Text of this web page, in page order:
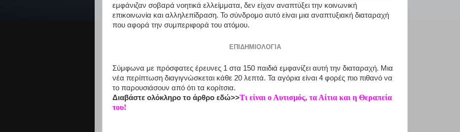
εμφάνιζαν σοβαρά νοητικά ελλείμματα, δεν είχαν αναπτύξει την κοινωνική
επικοινωνία και αλληλεπίδραση. Το σύνδρομο αυτό είναι μια αναπτυξιακή διαταραχή
που αφορά την συμπεριφορά του ατόμου.
ΕΠΙΔΗΜΙΟΛΟΓΊΑ
Σύμφωνα με πρόσφατες έρευνες 1 στα 150 παιδιά εμφανίζει αυτή την διαταραχή. Μια
νέα περίπτωση διαγιγνώσκεται κάθε 20 λεπτά. Τα αγόρια είναι 4 φορές πιο πιθανό να
το παρουσιάσουν από ότι τα κορίτσια.
Διαβάστε ολόκληρο το άρθρο εδώ>>Τι είναι ο Αυτισμός, τα Αίτια και η Θεραπεία
του!